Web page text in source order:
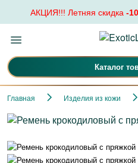
АКЦИЯ!!! Летняя скидка -
Каталог
Главная Изделия из кожи